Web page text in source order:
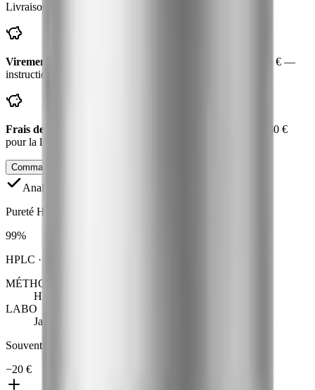
Livraison suivie en
Virement bancaire : − 50 € —
instructions par email, expédition dès réception
Frais de port
30 €
pour la livraison offerte.
Commander pour recherche
Analyse de pureté
Pureté HPLC
99%
HPLC · seuil pharma
MÉTHODE
HPLC
LABO
Janoshik · labo tiers
Souvent étudiés ensemble
−20 €